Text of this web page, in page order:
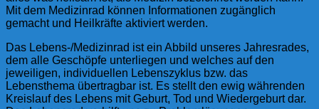
Mit dem Medizinrad können Informationen zugänglich
gemacht und Heilkräfte aktiviert werden.
Das Lebens-/Medizinrad ist ein Abbild unseres Jahresrades,
dem alle Geschöpfe unterliegen und welches auf den
jeweiligen, individuellen Lebenszyklus bzw. das
Lebensthema übertragbar ist. Es stellt den ewig währenden
Kreislauf des Lebens mit Geburt, Tod und Wiedergeburt dar.